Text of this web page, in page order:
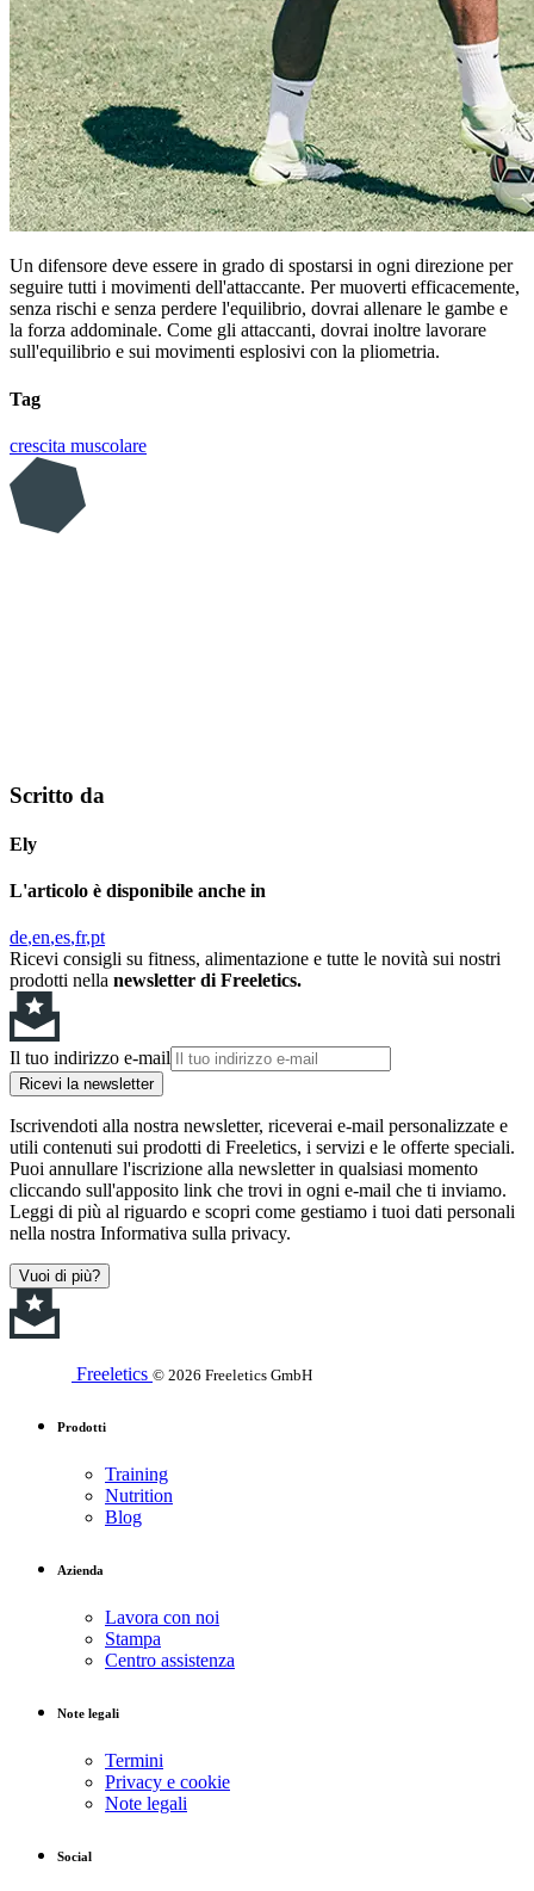
Un difensore deve essere in grado di spostarsi in ogni direzione per
seguire tutti i movimenti dell'attaccante. Per muoverti efficacemente,
senza rischi e senza perdere l'equilibrio, dovrai allenare le gambe e
la forza addominale. Come gli attaccanti, dovrai inoltre lavorare
sull'equilibrio e sui movimenti esplosivi con la pliometria.
Tag
crescita muscolare
Scritto da
Ely
L'articolo è disponibile anche in
de en es fr pt
Ricevi consigli su fitness, alimentazione e tutte le novità sui nostri
prodotti nella newsletter di Freeletics.
Il tuo indirizzo e-mail
Ricevi la newsletter
Iscrivendoti alla nostra newsletter, riceverai e-mail personalizzate e
utili contenuti sui prodotti di Freeletics, i servizi e le offerte speciali.
Puoi annullare l'iscrizione alla newsletter in qualsiasi momento
cliccando sull'apposito link che trovi in ogni e-mail che ti inviamo.
Leggi di più al riguardo e scopri come gestiamo i tuoi dati personali
nella nostra Informativa sulla privacy.
Vuoi di più?
Freeletics © 2026 Freeletics GmbH
Prodotti
Training
Nutrition
Blog
Azienda
Lavora con noi
Stampa
Centro assistenza
Note legali
Termini
Privacy e cookie
Note legali
Social